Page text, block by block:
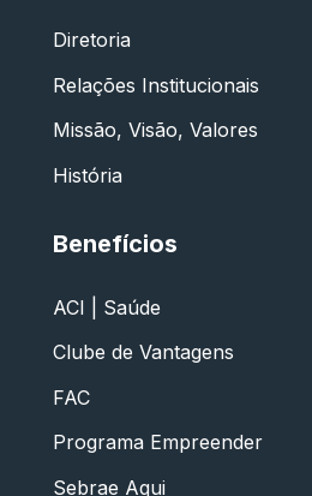
Diretoria
Relações Institucionais
Missão, Visão, Valores
História
Benefícios
ACI | Saúde
Clube de Vantagens
FAC
Programa Empreender
Sebrae Aqui